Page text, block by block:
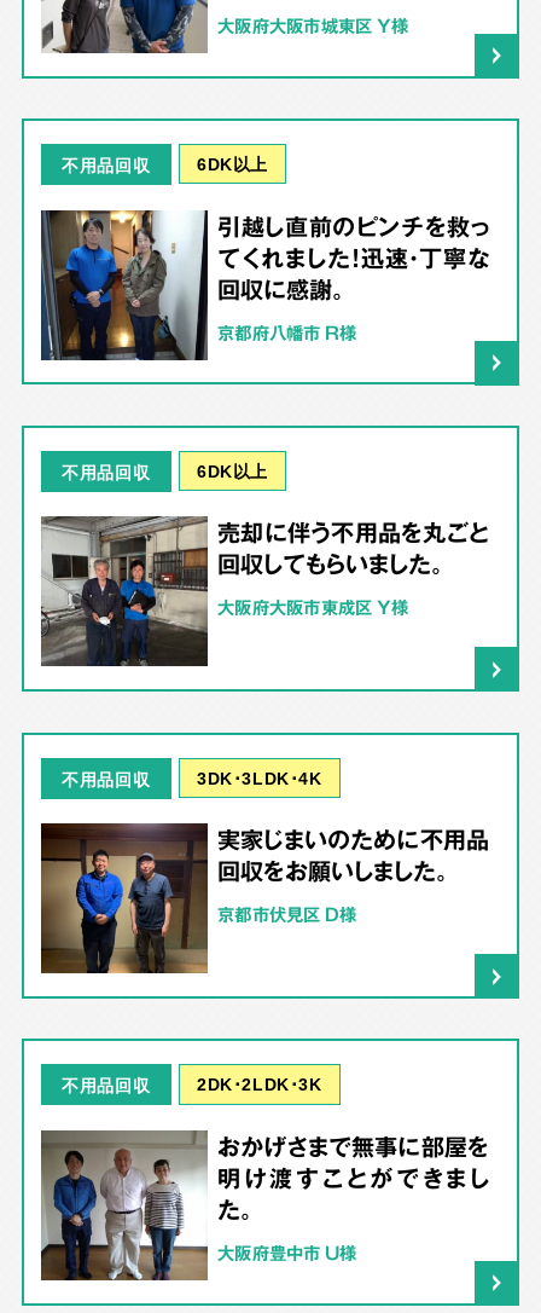
大阪府大阪市城東区 Y様
不用品回収 6DK以上
引越し直前のピンチを救っ
てくれました！迅速・丁寧な
回収に感謝。
京都府八幡市 R様
不用品回収 6DK以上
売却に伴う不用品を丸ごと
回収してもらいました。
大阪府大阪市東成区 Y様
不用品回収 3DK･3LDK･4K
実家じまいのために不用品
回収をお願いしました。
京都市伏見区 D様
不用品回収 2DK･2LDK･3K
おかげさまで無事に部屋を
明け渡すことができまし
た。
大阪府豊中市 U様